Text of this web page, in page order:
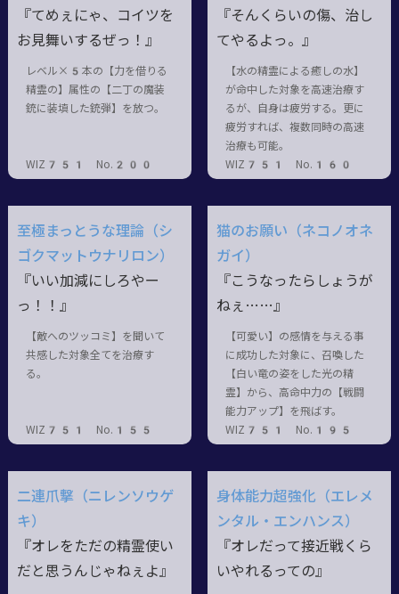
『てめぇにゃ、コイツを
お見舞いするぜっ！』
レベル×5本の【力を借りる
精霊の】属性の【二丁の魔装
銃に装填した銃弾】を放つ。
WIZ751 No.200
『そんくらいの傷、治し
てやるよっ。』
【水の精霊による癒しの水】
が命中した対象を高速治療す
るが、自身は疲労する。更に
疲労すれば、複数同時の高速
治療も可能。
WIZ751 No.160
至極まっとうな理論（シ
ゴクマットウナリロン）
『いい加減にしろやー
っ！！』
【敵へのツッコミ】を聞いて
共感した対象全てを治療す
る。
WIZ751 No.155
猫のお願い（ネコノオネ
ガイ）
『こうなったらしょうが
ねぇ……』
【可愛い】の感情を与える事
に成功した対象に、召喚した
【白い竜の姿をした光の精
霊】から、高命中力の【戦闘
能力アップ】を飛ばす。
WIZ751 No.195
二連爪撃（ニレンソウゲ
キ）
『オレをただの精霊使い
だと思うんじゃねぇよ』
身体能力超強化（エレメ
ンタル・エンハンス）
『オレだって接近戦くら
いやれるっての』